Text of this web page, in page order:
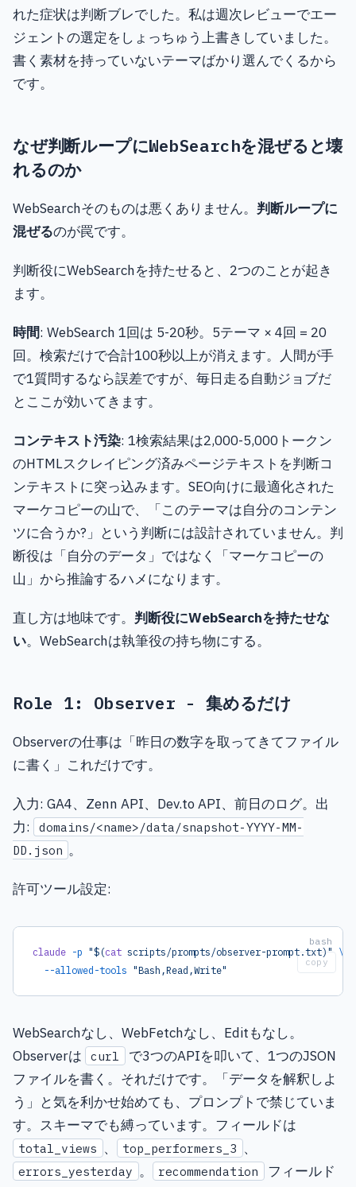
れた症状は判断ブレでした。私は週次レビューでエー
ジェントの選定をしょっちゅう上書きしていました。
書く素材を持っていないテーマばかり選んでくるから
です。
なぜ判断ループにWebSearchを混ぜると壊
れるのか
WebSearchそのものは悪くありません。 判断ループに
混ぜるのが罠です。
判断役にWebSearchを持たせると、2つのことが起き
ます。
時間: WebSearch 1回は 5-20秒。5テーマ × 4回 = 20
回。検索だけで合計100秒以上が消えます。人間が手
で1質問するなら誤差ですが、毎日走る自動ジョブだ
とここが効いてきます。
コンテキスト汚染: 1検索結果は2,000-5,000トークン
のHTMLスクレイピング済みページテキストを判断コ
ンテキストに突っ込みます。SEO向けに最適化された
マーケコピーの山で、「このテーマは自分のコンテン
ツに合うか?」という判断には設計されていません。判
断役は「自分のデータ」ではなく「マーケコピーの
山」から推論するハメになります。
直し方は地味です。 判断役にWebSearchを持たせな
い。WebSearchは執筆役の持ち物にする。
Role 1: Observer - 集めるだけ
Observerの仕事は「昨日の数字を取ってきてファイル
に書く」これだけです。
入力: GA4、Zenn API、Dev.to API、前日のログ。出
力:
domains/<name>/data/snapshot-YYYY-MM-
DD.json 。
許可ツール設定:
claude -p "$(cat scripts/prompts/observer-prompt.txt)" \
  --allowed-tools
"Bash,Read,Write"
copy
WebSearchなし、WebFetchなし、Editもなし。
Observerは
curl
で3つのAPIを叩いて、1つのJSON
ファイルを書く。それだけです。「データを解釈しよ
う」と気を利かせ始めても、プロンプトで禁じていま
す。スキーマでも縛っています。フィールドは
total_views 、 top_performers_3 、
errors_yesterday 。 recommendation
フィールド